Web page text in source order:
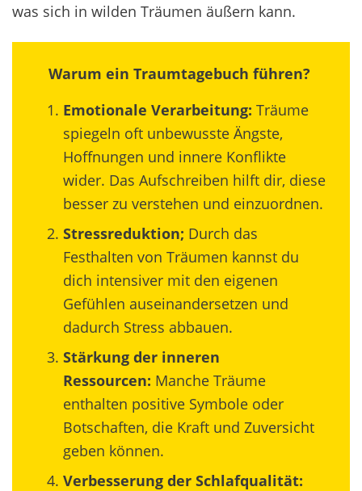
was sich in wilden Träumen äußern kann.
Warum ein Traumtagebuch führen?
Emotionale Verarbeitung: Träume
spiegeln oft unbewusste Ängste,
Hoffnungen und innere Konflikte
wider. Das Aufschreiben hilft dir, diese
besser zu verstehen und einzuordnen.
Stressreduktion; Durch das
Festhalten von Träumen kannst du
dich intensiver mit den eigenen
Gefühlen auseinandersetzen und
dadurch Stress abbauen.
Stärkung der inneren
Ressourcen: Manche Träume
enthalten positive Symbole oder
Botschaften, die Kraft und Zuversicht
geben können.
Verbesserung der Schlafqualität: